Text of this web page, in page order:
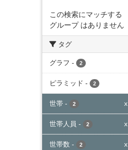
この検索にマッチする
グループ はありません
タグ
グラフ - 2
ピラミッド - 2
世帯 - 2 x
世帯人員 - 2 x
世帯数 - 2 x